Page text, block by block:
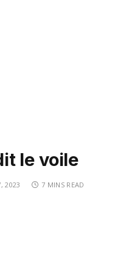
le voile
2023 7 MINS READ